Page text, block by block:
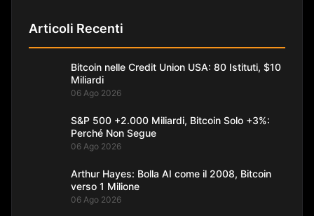
Articoli Recenti
Bitcoin nelle Credit Union USA: 80 Istituti, $10
Miliardi
06 Ago 2026
S&P 500 +2.000 Miliardi, Bitcoin Solo +3%:
Perché Non Segue
06 Ago 2026
Arthur Hayes: Bolla AI come il 2008, Bitcoin
verso 1 Milione
06 Ago 2026